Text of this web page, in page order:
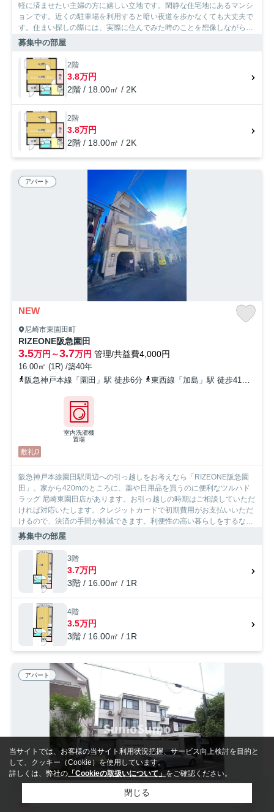
軽に済ませたい主婦の方に嬉しい立地です。閑静な住宅地にあるマンシ
ョンです。近くの駐車場を利用すると暗い夜道を歩かなくても大丈夫で
す。住まい探しの際には、実際に住んでみた時のことを想像しながら進
めていくことが大事です。より良い住まいをご提供致します。
募集中の部屋
2階
3.8万円
2階 / 18.00㎡ / 2K
2階
3.8万円
2階 / 18.00㎡ / 2K
アパート
NEW
尼崎市東園田町
RIZEONE阪急園田
3.5万円～3.7万円 管理/共益費4,000円
16.00㎡ (1R) /築40年
阪急神戸本線「園田」駅 徒歩6分
東西線「加島」駅 徒歩41分
室内洗濯機
置場
敷礼0
阪急神戸本線園田駅周辺への引っ越しをお考えなら「RIZEONE阪急園
田」。家から420mのところに、薬や日用品を買うのに便利なツルハド
ラッグ 尼崎東園田店があります。お引っ越しの時期はご相談していただ
ければ対応いたします。クレジットカードで初期費用がお支払いいただ
けるので、決済の手間が軽減できます。利便性の高い暮らしをするなら
尼崎市でいかがでしょうか。賃貸住宅情報をお探しの際には、ぜひお気
募集中の部屋
3階
3.7万円
3階 / 16.00㎡ / 1R
4階
3.5万円
3階 / 16.00㎡ / 1R
アパート
NEW
検索条件を変更
当サイトでは、お客様の当サイト利用状況把握、サービス向上検討を目的と
して、クッキー（Cookie）を使用しています。
詳しくは、弊社の「Cookieの取扱いについて」 をご確認ください。
閉じる